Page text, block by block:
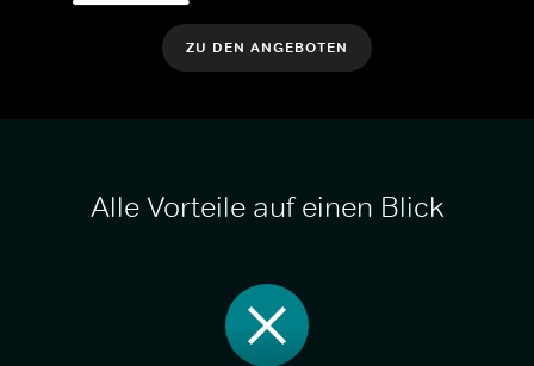
ZU DEN ANGEBOTEN
Alle Vorteile auf einen Blick